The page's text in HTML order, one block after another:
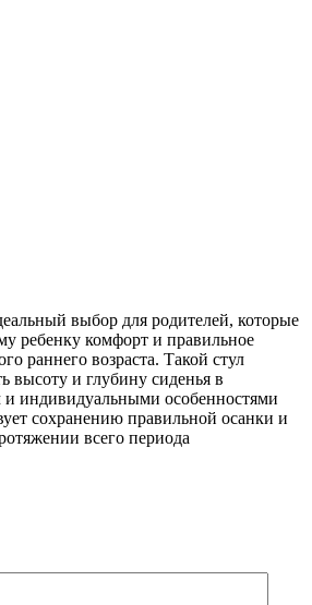
выбор для родителей, которые
ребенку комфорт и правильное
раннего возраста. Такой стул
высоту и глубину сиденья в
и индивидуальными особенностями
сохранению правильной осанки и
всего периода